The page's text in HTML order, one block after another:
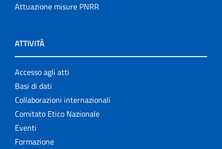
Attuazione misure PNRR
ATTIVITÀ
Accesso agli atti
Basi di dati
Collaborazioni internazionali
Comitato Etico Nazionale
Eventi
Formazione